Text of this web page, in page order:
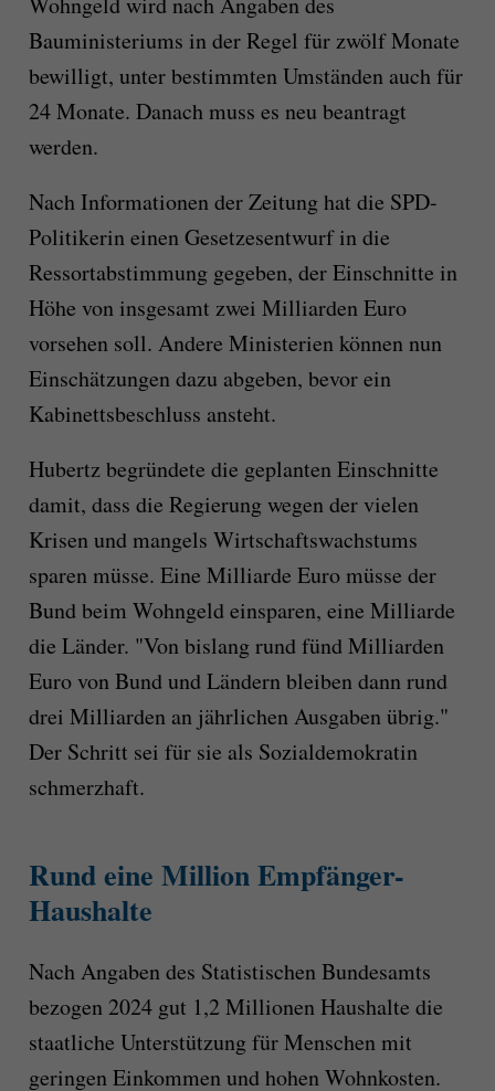
Bauministeriums in der Regel für zwölf Monate
bewilligt, unter bestimmten Umständen auch für
24 Monate. Danach muss es neu beantragt
werden.
Nach Informationen der Zeitung hat die SPD-
Politikerin einen Gesetzesentwurf in die
Ressortabstimmung gegeben, der Einschnitte in
Höhe von insgesamt zwei Milliarden Euro
vorsehen soll. Andere Ministerien können nun
Einschätzungen dazu abgeben, bevor ein
Kabinettsbeschluss ansteht.
Hubertz begründete die geplanten Einschnitte
damit, dass die Regierung wegen der vielen
Krisen und mangels Wirtschaftswachstums
sparen müsse. Eine Milliarde Euro müsse der
Bund beim Wohngeld einsparen, eine Milliarde
die Länder. "Von bislang rund fünd Milliarden
Euro von Bund und Ländern bleiben dann rund
drei Milliarden an jährlichen Ausgaben übrig."
Der Schritt sei für sie als Sozialdemokratin
schmerzhaft.
Rund eine Million Empfänger-
Haushalte
Nach Angaben des Statistischen Bundesamts
bezogen 2024 gut 1,2 Millionen Haushalte die
staatliche Unterstützung für Menschen mit
geringen Einkommen und hohen Wohnkosten.